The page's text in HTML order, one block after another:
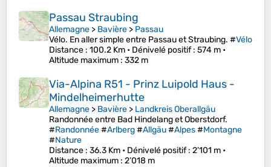
Passau Straubing
Allemagne > Bavière > Passau
Vélo. En aller simple entre Passau et Straubing. #Vélo
Distance : 100.2 Km • Dénivelé positif: 574 m •
Altitude maximum : 332 m
Via-Alpina R51 - Prinz Luipold Haus -
Mindelheimerhutte
Allemagne > Bavière > Landkreis Oberallgäu
Randonnée entre Bad Hindelang et Oberstdorf.
#Randonnée#Arlberg#Allgäu#Alpes#Montagne
#Nature
Distance : 36.3 Km • Dénivelé positif: 2’101 m •
Altitude maximum : 2’018 m